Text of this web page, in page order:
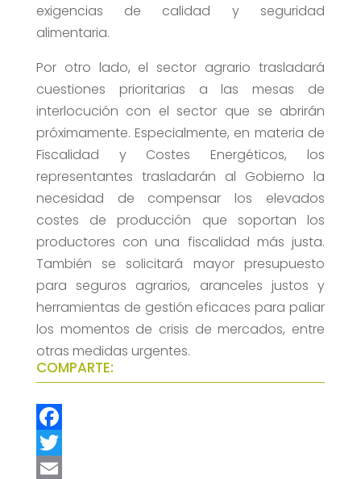
exigencias de calidad y seguridad
alimentaria.
Por otro lado, el sector agrario trasladará
cuestiones prioritarias a las mesas de
interlocución con el sector que se abrirán
próximamente. Especialmente, en materia de
Fiscalidad y Costes Energéticos, los
representantes trasladarán al Gobierno la
necesidad de compensar los elevados
costes de producción que soportan los
productores con una fiscalidad más justa.
También se solicitará mayor presupuesto
para seguros agrarios, aranceles justos y
herramientas de gestión eficaces para paliar
los momentos de crisis de mercados, entre
otras medidas urgentes.
COMPARTE:
F
a
T